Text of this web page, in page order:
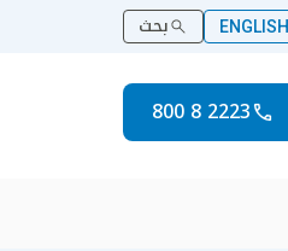
ENGLISH بحث
2223 8 800